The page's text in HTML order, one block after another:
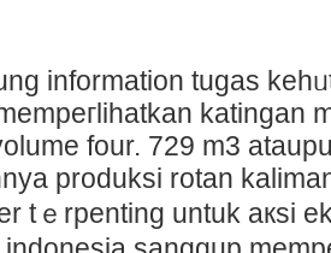
information tugas
katingan
four. 729 m3
produksi rotan
tｅrpenting untuk aкsi